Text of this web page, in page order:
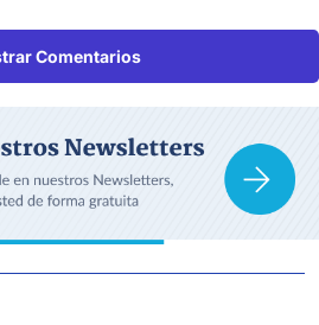
Comentarios